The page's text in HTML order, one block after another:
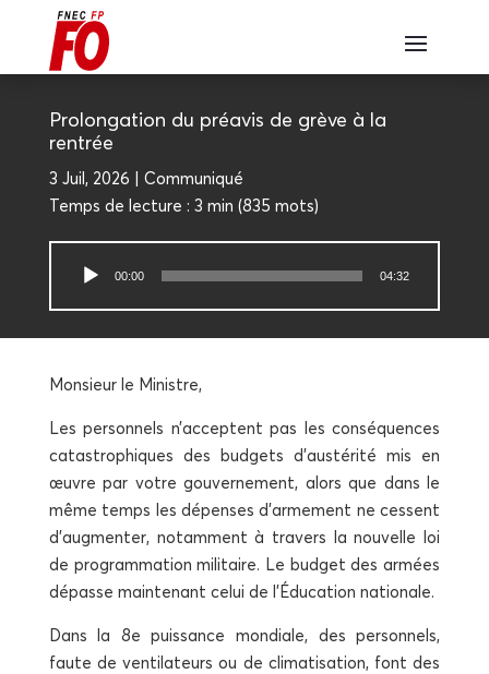
Pro­lon­ga­tion du pré­avis de grève à la
rentrée
3 Juil, 2026
Com­mu­ni­qué
Temps de lec­ture : 3 min (835 mots)
Lecteur 00:00 04:32
Mon­sieur le Ministre,
Les per­son­nels n’acceptent pas les consé­quences
catas­tro­phiques des bud­gets d’austérité mis en
œuvre par votre gou­ver­ne­ment, alors que dans le
même temps les dépenses d’armement ne cessent
d’augmenter, notam­ment à tra­vers la nou­velle loi
de pro­gram­ma­tion mili­taire. Le bud­get des armées
dépasse main­te­nant celui de l’Éducation nationale.
Dans la 8e puis­sance mon­diale, des per­son­nels,
faute de ven­ti­la­teurs ou de cli­ma­ti­sa­tion, font des